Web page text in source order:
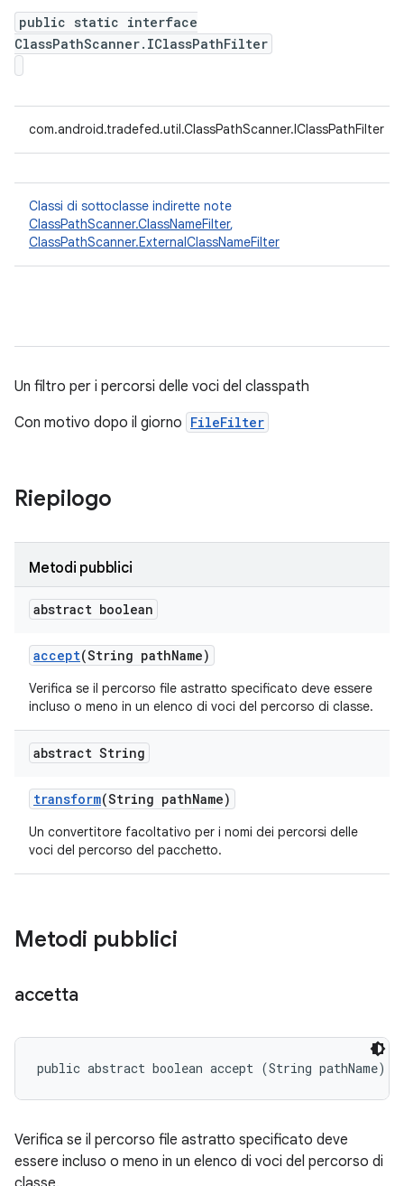
public static interface
ClassPathScanner.IClassPathFilter
com.android.tradefed.util.ClassPathScanner.IClassPathFilter
Classi di sottoclasse indirette note
ClassPathScanner.ClassNameFilter,
ClassPathScanner.ExternalClassNameFilter
Un filtro per i percorsi delle voci del classpath
Con motivo dopo il giorno FileFilter
Riepilogo
Metodi pubblici
abstract boolean
accept(String pathName)
Verifica se il percorso file astratto specificato deve essere
incluso o meno in un elenco di voci del percorso di classe.
abstract String
transform(String pathName)
Un convertitore facoltativo per i nomi dei percorsi delle
voci del percorso del pacchetto.
Metodi pubblici
accetta
public abstract boolean accept (String pathName)
Verifica se il percorso file astratto specificato deve
essere incluso o meno in un elenco di voci del percorso di